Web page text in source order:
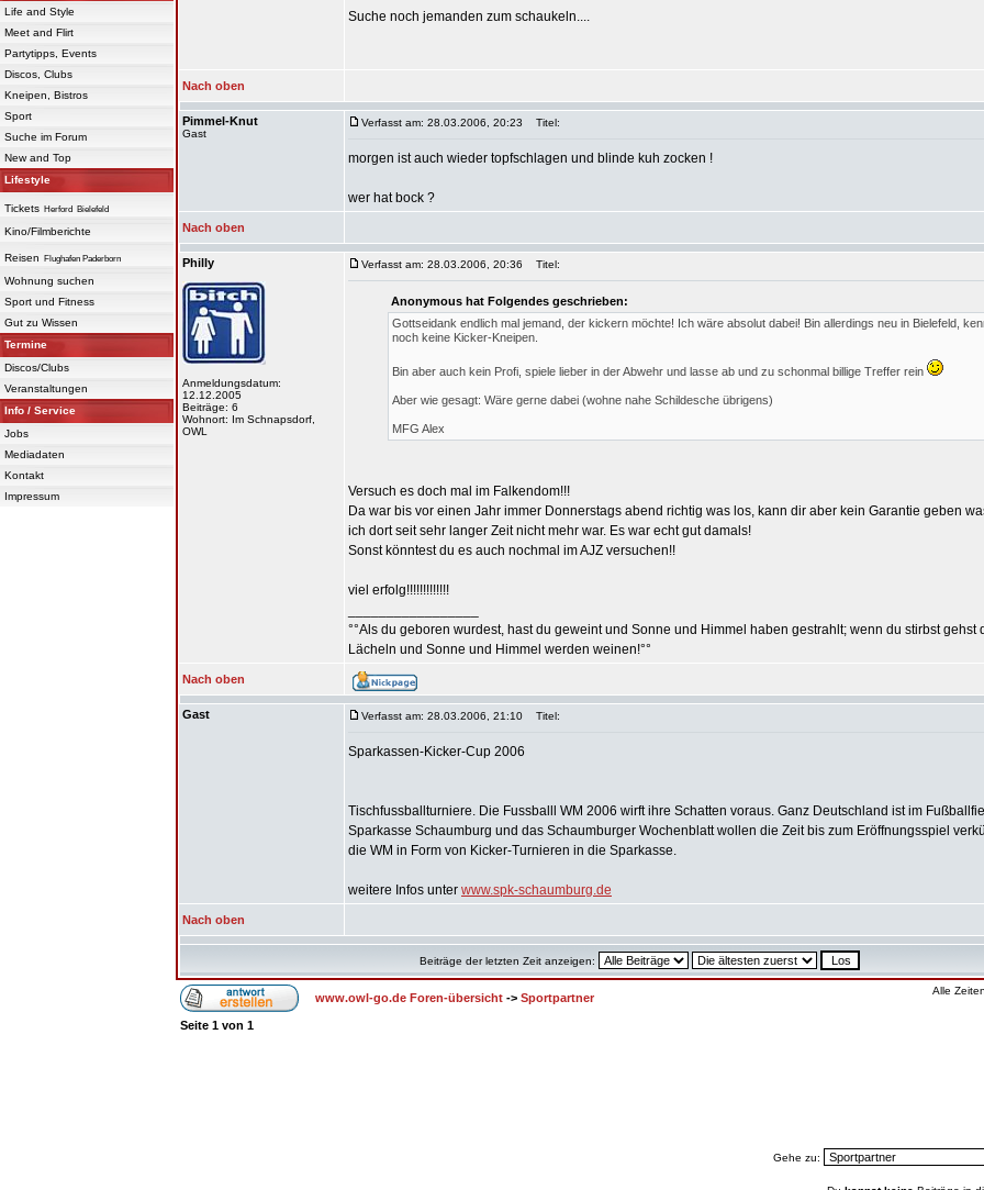
Life and Style
Meet and Flirt
Partytipps, Events
Discos, Clubs
Kneipen, Bistros
Sport
Suche im Forum
New and Top
Lifestyle
Tickets Herford Bielefeld
Kino/Filmberichte
Reisen Flughafen Paderborn
Wohnung suchen
Sport und Fitness
Gut zu Wissen
Termine
Discos/Clubs
Veranstaltungen
Info / Service
Jobs
Mediadaten
Kontakt
Impressum
Suche noch jemanden zum schaukeln....
Nach oben
Pimmel-Knut
Gast
Verfasst am: 28.03.2006, 20:23 Titel:
morgen ist auch wieder topfschlagen und blinde kuh zocken !
wer hat bock ?
Nach oben
Philly
Anmeldungsdatum:
12.12.2005
Beiträge: 6
Wohnort: Im Schnapsdorf,
OWL
Verfasst am: 28.03.2006, 20:36 Titel:
Anonymous hat Folgendes geschrieben:
Gottseidank endlich mal jemand, der kickern möchte! Ich wäre absolut dabei! Bin allerdings neu in Bielefeld,
noch keine Kicker-Kneipen.
Bin aber auch kein Profi, spiele lieber in der Abwehr und lasse ab und zu schonmal billige Treffer rein
Aber wie gesagt: Wäre gerne dabei (wohne nahe Schildesche übrigens)
MFG Alex
Versuch es doch mal im Falkendom!!!
Da war bis vor einen Jahr immer Donnerstags abend richtig was los, kann dir aber kein Garantie geben
ich dort seit sehr langer Zeit nicht mehr war. Es war echt gut damals!
Sonst könntest du es auch nochmal im AJZ versuchen!!
viel erfolg!!!!!!!!!!!!!
°°Als du geboren wurdest, hast du geweint und Sonne und Himmel haben gestrahlt; wenn du stirbst gehst
Lächeln und Sonne und Himmel werden weinen!°°
Nach oben
Gast Verfasst am: 28.03.2006, 21:10 Titel:
Sparkassen-Kicker-Cup 2006
Tischfussballturniere. Die Fussballl WM 2006 wirft ihre Schatten voraus. Ganz Deutschland ist im
Sparkasse Schaumburg und das Schaumburger Wochenblatt wollen die Zeit bis zum Eröffnungsspiel
die WM in Form von Kicker-Turnieren in die Sparkasse.
weitere Infos unter www.spk-schaumburg.de
Nach oben
Beiträge der letzten Zeit anzeigen:
www.owl-go.de Foren-übersicht -> Sportpartner
Alle
Seite 1 von 1
Gehe zu: